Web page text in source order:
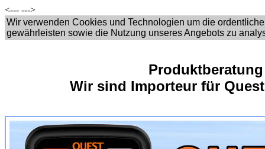
<--- --->
Wir verwenden Cookies und Technologien um die
gewährleisten sowie die Nutzung unseres Angebots zu
Wir sind Importeur für